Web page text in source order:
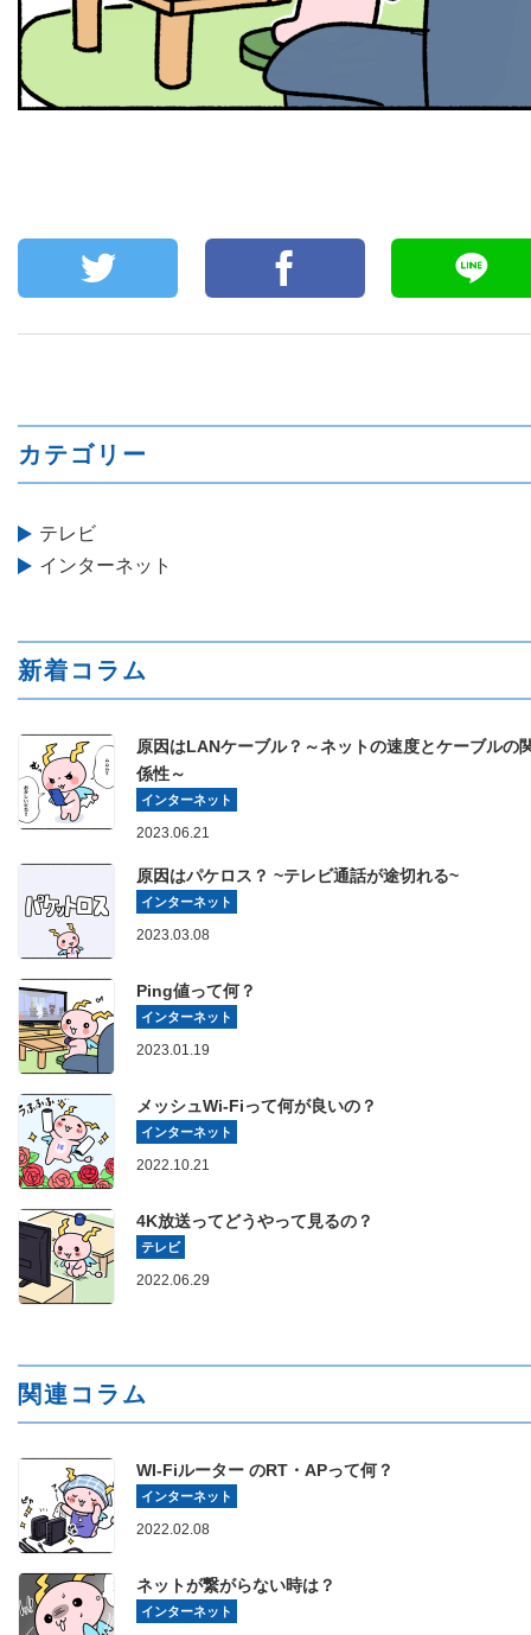
カテゴリー
テレビ
インターネット
新着コラム
原因はLANケーブル？～ネットの速度とケーブルの
係性～
インターネット
2023.06.21
原因はパケロス？ ~テレビ通話が途切れる~
インターネット
2023.03.08
Ping値って何？
インターネット
2023.01.19
メッシュWi-Fiって何が良いの？
インターネット
2022.10.21
4K放送ってどうやって見るの？
テレビ
2022.06.29
関連コラム
WI-Fiルーター のRT・APって何？
インターネット
2022.02.08
ネットが繋がらない時は？
インターネット